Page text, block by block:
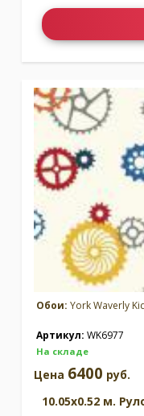
Обои: York Waverly
Артикул: WK6977
На складе
Цена 6400 руб.
10.05x0.52 м.